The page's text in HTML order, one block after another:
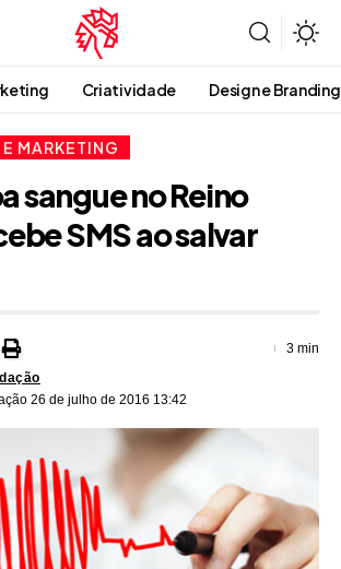
Criatividade Design e Branding
MARKETING
sangue no Reino
SMS ao salvar
26 de julho de 2016 13:42
3 min